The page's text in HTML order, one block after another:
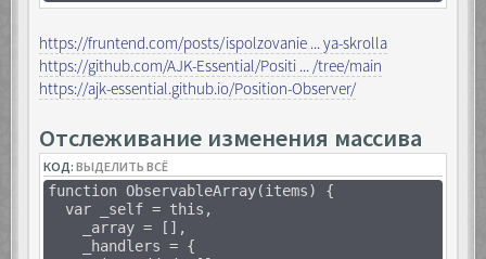
https://fruntend.com/posts/ispolzovanie ... ya-skrolla
https://github.com/AJK-Essential/Positi ... /tree/main
https://ajk-essential.github.io/Position-Observer/
Отслеживание изменения массива
КОД:ВЫДЕЛИТЬ ВСЁ
function ObservableArray(items) {
var _self = this,
_array = [],
_handlers = {